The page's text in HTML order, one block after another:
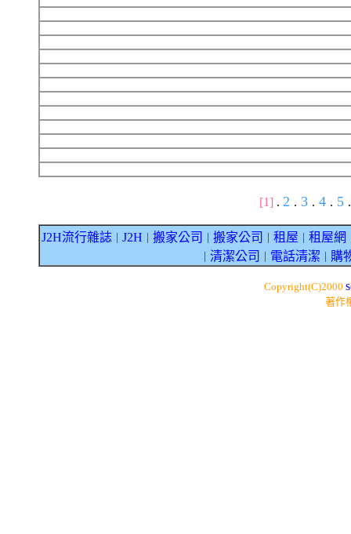
[1] . 2 . 3 . 4 . 5 .
J2H流行雜誌 J2H 搬家公司 搬家公司 租屋 租屋網
清潔公司 電話清潔 購
Copyright(C)2000
著作